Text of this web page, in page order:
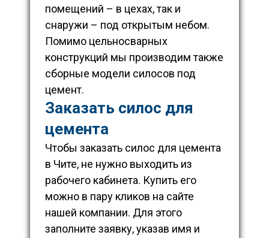
помещений – в цехах, так и
снаружи – под открытым небом.
Помимо цельносварных
конструкций мы производим также
сборные модели силосов под
цемент.
Заказать силос для
цемента
Чтобы заказать силос для цемента
в Чите, не нужно выходить из
рабочего кабинета. Купить его
можно в пару кликов на сайте
нашей компании. Для этого
заполните заявку, указав имя и